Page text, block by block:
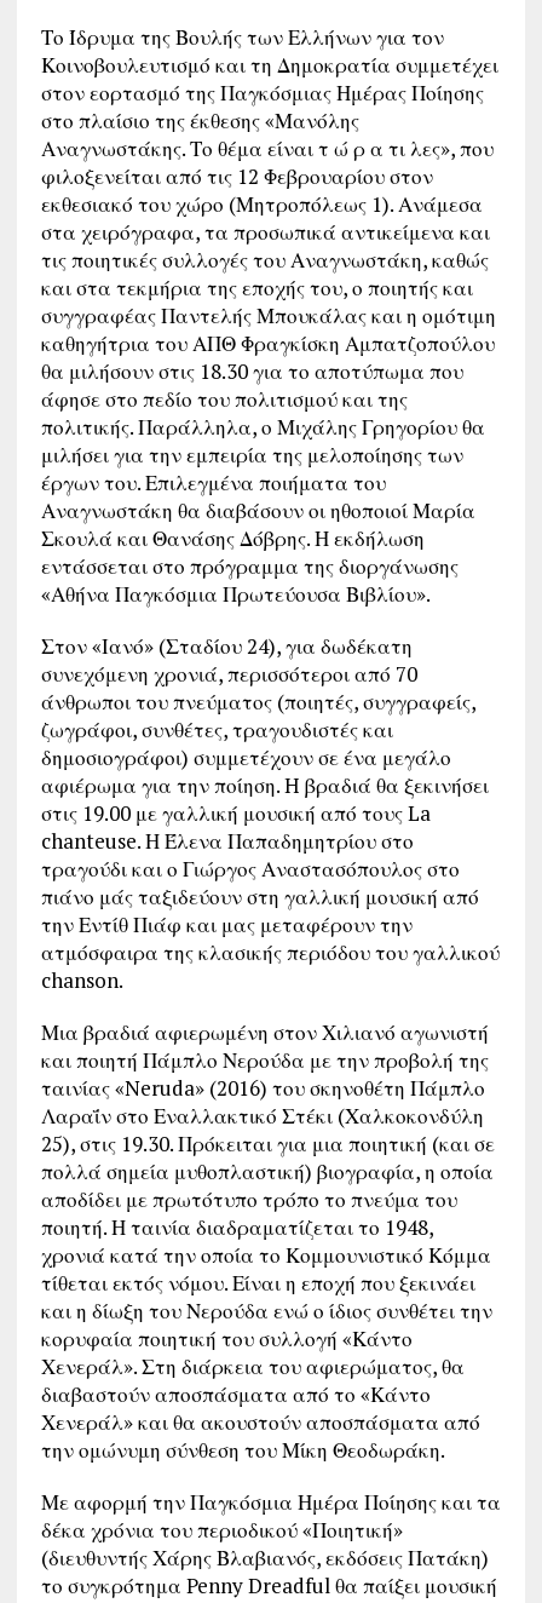
Το Ίδρυμα της Βουλής των Ελλήνων για τον
Κοινοβουλευτισμό και τη Δημοκρατία συμμετέχει
στον εορτασμό της Παγκόσμιας Ημέρας Ποίησης
στο πλαίσιο της έκθεσης «Μανόλης
Αναγνωστάκης. Το θέμα είναι τ ώ ρ α τι λες», που
φιλοξενείται από τις 12 Φεβρουαρίου στον
εκθεσιακό του χώρο (Μητροπόλεως 1). Ανάμεσα
στα χειρόγραφα, τα προσωπικά αντικείμενα και
τις ποιητικές συλλογές του Αναγνωστάκη, καθώς
και στα τεκμήρια της εποχής του, ο ποιητής και
συγγραφέας Παντελής Μπουκάλας και η ομότιμη
καθηγήτρια του ΑΠΘ Φραγκίσκη Αμπατζοπούλου
θα μιλήσουν στις 18.30 για το αποτύπωμα που
άφησε στο πεδίο του πολιτισμού και της
πολιτικής. Παράλληλα, ο Μιχάλης Γρηγορίου θα
μιλήσει για την εμπειρία της μελοποίησης των
έργων του. Επιλεγμένα ποιήματα του
Αναγνωστάκη θα διαβάσουν οι ηθοποιοί Μαρία
Σκουλά και Θανάσης Δόβρης. Η εκδήλωση
εντάσσεται στο πρόγραμμα της διοργάνωσης
«Αθήνα Παγκόσμια Πρωτεύουσα Βιβλίου».
Στον «Ιανό» (Σταδίου 24), για δωδέκατη
συνεχόμενη χρονιά, περισσότεροι από 70
άνθρωποι του πνεύματος (ποιητές, συγγραφείς,
ζωγράφοι, συνθέτες, τραγουδιστές και
δημοσιογράφοι) συμμετέχουν σε ένα μεγάλο
αφιέρωμα για την ποίηση. H βραδιά θα ξεκινήσει
στις 19.00 με γαλλική μουσική από τους La
chanteuse. Η Έλενα Παπαδημητρίου στο
τραγούδι και ο Γιώργος Αναστασόπουλος στο
πιάνο μάς ταξιδεύουν στη γαλλική μουσική από
την Εντίθ Πιάφ και μας μεταφέρουν την
ατμόσφαιρα της κλασικής περιόδου του γαλλικού
chanson.
Μια βραδιά αφιερωμένη στον Χιλιανό αγωνιστή
και ποιητή Πάμπλο Νερούδα με την προβολή της
ταινίας «Neruda» (2016) του σκηνοθέτη Πάμπλο
Λαραΐν στο Εναλλακτικό Στέκι (Χαλκοκονδύλη
25), στις 19.30. Πρόκειται για μια ποιητική (και σε
πολλά σημεία μυθοπλαστική) βιογραφία, η οποία
αποδίδει με πρωτότυπο τρόπο το πνεύμα του
ποιητή. Η ταινία διαδραματίζεται το 1948,
χρονιά κατά την οποία το Κομμουνιστικό Κόμμα
τίθεται εκτός νόμου. Είναι η εποχή που ξεκινάει
και η δίωξη του Νερούδα ενώ ο ίδιος συνθέτει την
κορυφαία ποιητική του συλλογή «Κάντο
Χενεράλ». Στη διάρκεια του αφιερώματος, θα
διαβαστούν αποσπάσματα από το «Κάντο
Χενεράλ» και θα ακουστούν αποσπάσματα από
την ομώνυμη σύνθεση του Μίκη Θεοδωράκη.
Με αφορμή την Παγκόσμια Ημέρα Ποίησης και τα
δέκα χρόνια του περιοδικού «Ποιητική»
(διευθυντής Χάρης Βλαβιανός, εκδόσεις Πατάκη)
το συγκρότημα Penny Dreadful θα παίξει μουσική